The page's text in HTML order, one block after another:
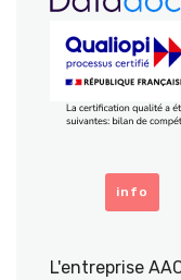
info
L'entreprise